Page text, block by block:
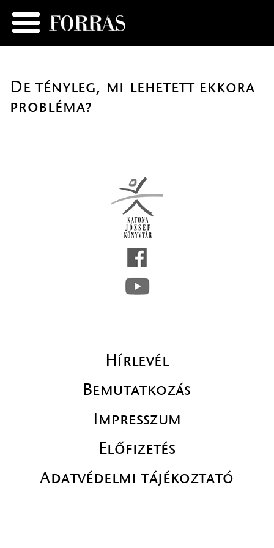
De tényleg, mi lehetett ekkora
probléma?
Hírlevél
Bemutatkozás
Impresszum
Előfizetés
Adatvédelmi tájékoztató